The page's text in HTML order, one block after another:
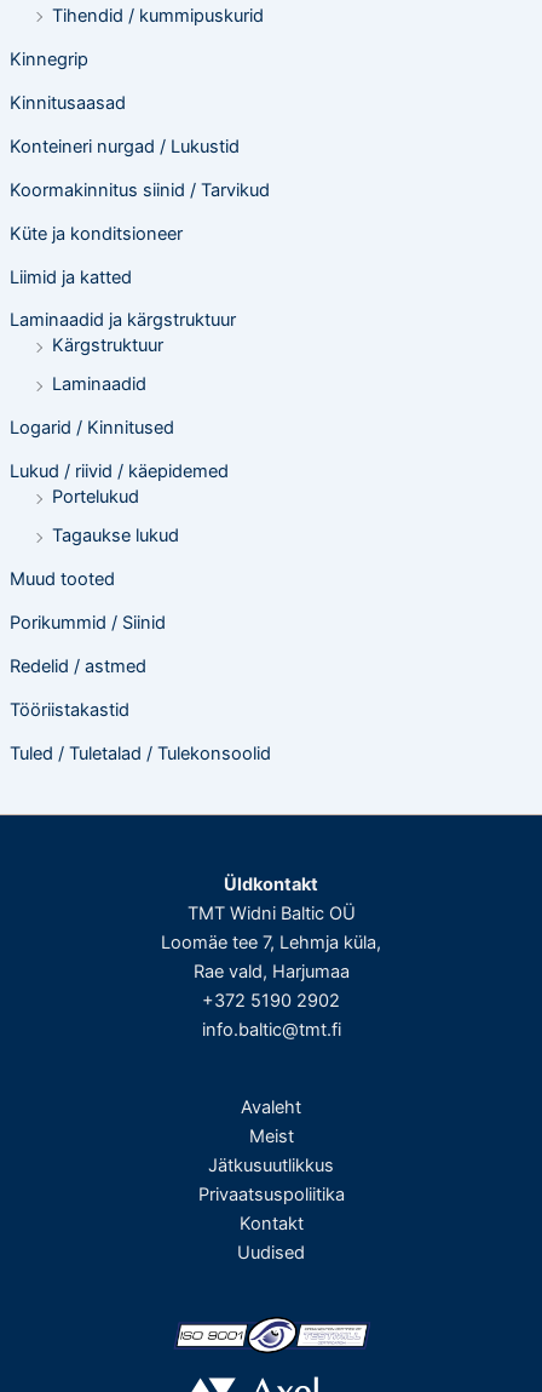
Tihendid / kummipuskurid
Kinnegrip
Kinnitusaasad
Konteineri nurgad / Lukustid
Koormakinnitus siinid / Tarvikud
Küte ja konditsioneer
Liimid ja katted
Laminaadid ja kärgstruktuur
Kärgstruktuur
Laminaadid
Logarid / Kinnitused
Lukud / riivid / käepidemed
Portelukud
Tagaukse lukud
Muud tooted
Porikummid / Siinid
Redelid / astmed
Tööriistakastid
Tuled / Tuletalad / Tulekonsoolid
Üldkontakt
TMT Widni Baltic OÜ
Loomäe tee 7, Lehmja küla,
Rae vald, Harjumaa
+372 5190 2902
info.baltic@tmt.fi
Avaleht
Meist
Jätkusuutlikkus
Privaatsuspoliitika
Kontakt
Uudised